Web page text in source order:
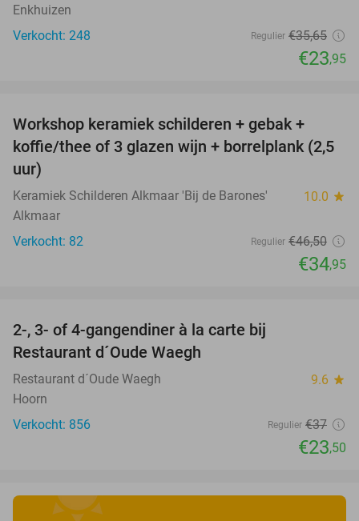
Enkhuizen
Verkocht: 248
Regulier €35,65
€23,95
Workshop keramiek schilderen + gebak +
koffie/thee of 3 glazen wijn + borrelplank (2,5
uur)
Keramiek Schilderen Alkmaar 'Bij de Barones' 10.0 star
Alkmaar
Verkocht: 82
Regulier €46,50
€34,95
2-, 3- of 4-gangendiner à la carte bij
Restaurant d´Oude Waegh
Restaurant d´Oude Waegh 9.6 star
Hoorn
Verkocht: 856
Regulier €37
€23,50